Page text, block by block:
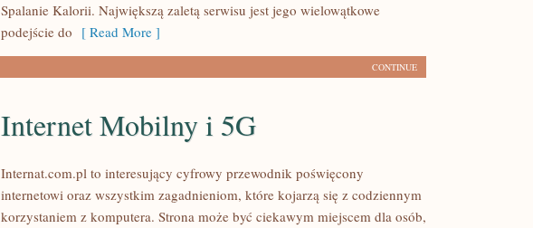
Spalanie Kalorii. Największą zaletą serwisu jest jego wielowątkowe
podejście do [ Read More ]
CONTINUE
Internet Mobilny i 5G
Internat.com.pl to interesujący cyfrowy przewodnik poświęcony
internetowi oraz wszystkim zagadnieniom, które kojarzą się z codziennym
korzystaniem z komputera. Strona może być ciekawym miejscem dla osób,